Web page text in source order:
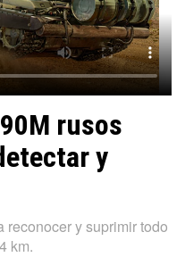
rusos
y
reconocer y suprimir todo
km.